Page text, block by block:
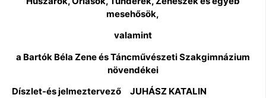
mesehősök,
valamint
a Bartók Béla Zene és Táncművészeti Szakgimnázium
növendékei
Díszlet-és jelmeztervező JUHÁSZ KATALIN